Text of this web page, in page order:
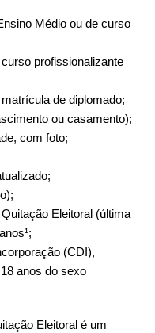
Médio ou de curso
profissionalizante
de diplomado;
ou casamento);
com foto;
Eleitoral (última
(CDI),
anos do sexo
Eleitoral é um